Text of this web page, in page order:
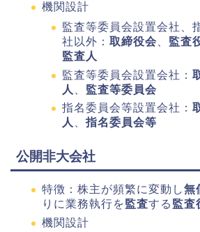
機関設計
監査等委員会設置会社、
社以外： 取締役会 監査
監査人
監査等委員会設置会社：
人
監査等委員会
指名委員会等設置会社：
人
指名委員会等
公開非大会社
特徴：株主が頻繁に変動し無
りに業務執行を監査する 監査
機関設計